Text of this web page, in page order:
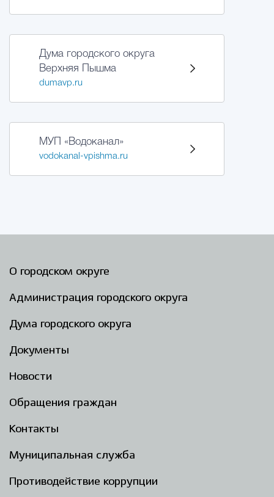
Дума городского округа
Верхняя Пышма
dumavp.ru
МУП «Водоканал»
vodokanal-vpishma.ru
О городском округе
Администрация городского округа
Дума городского округа
Документы
Новости
Обращения граждан
Контакты
Муниципальная служба
Противодействие коррупции